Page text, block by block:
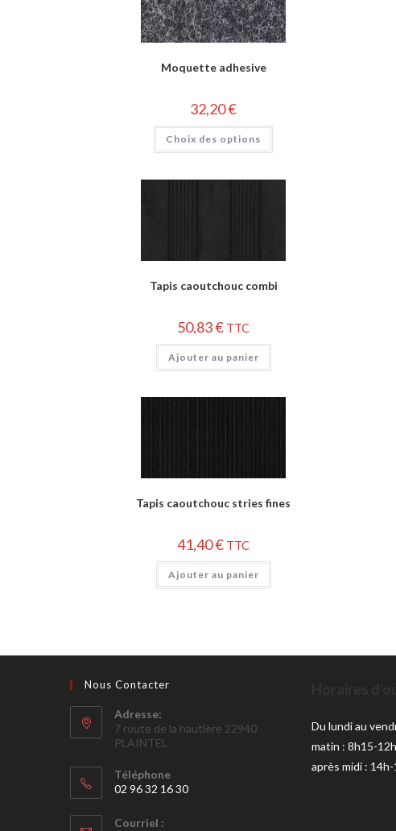
Moquette adhesive
32,20€
Choix des options
Tapis caoutchouc combi
50,83€ TTC
Ajouter au panier
Tapis caoutchouc stries fines
41,40€ TTC
Ajouter au panier
Nous Contacter
Adresse:
7 route de la hautière 22940
PLAINTEL
Téléphone
02 96 32 16 30
Courriel :
Du lundi au
matin : 8h15-
après midi :